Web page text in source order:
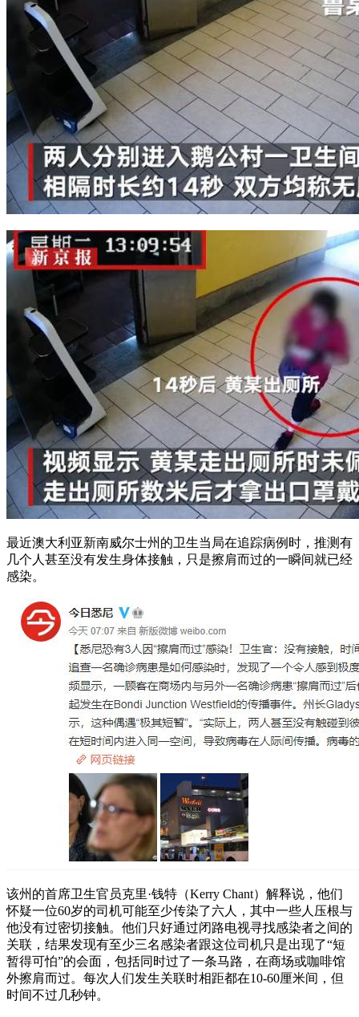
最近澳大利亚新南威尔士州的卫生当局在追踪病例时，推测有
几个人甚至没有发生身体接触，只是擦肩而过的一瞬间就已经
感染。
该州的首席卫生官员克里·钱特（Kerry Chant）解释说，他们
怀疑一位60岁的司机可能至少传染了六人，其中一些人压根与
他没有过密切接触。他们只好通过闭路电视寻找感染者之间的
关联，结果发现有至少三名感染者跟这位司机只是出现了“短
暂得可怕”的会面，包括同时过了一条马路，在商场或咖啡馆
外擦肩而过。每次人们发生关联时相距都在10-60厘米间，但
时间不过几秒钟。